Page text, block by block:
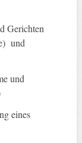
Gerichten
und
und
eines